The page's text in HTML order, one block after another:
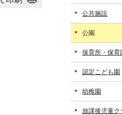
公共施設
公園
保育所・保育
認定こども園
幼稚園
放課後児童ク